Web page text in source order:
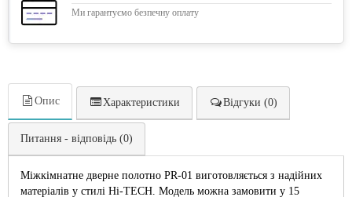
Ми гарантуємо безпечну оплату
Опис Характеристики Відгуки (0)
Питання - відповідь (0)
Міжкімнатне дверне полотно PR-01 виготовляється з надійних
матеріалів у стилі Hi-TECH. Модель можна замовити у 15